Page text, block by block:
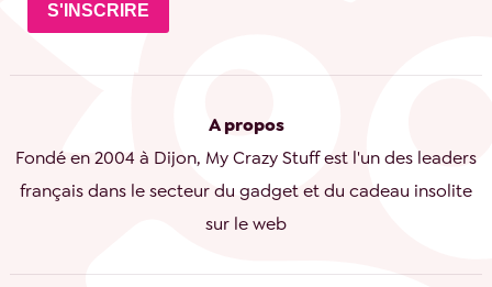
S'INSCRIRE
A propos
Fondé en 2004 à Dijon, My Crazy Stuff est l'un des leaders
français dans le secteur du gadget et du cadeau insolite
sur le web